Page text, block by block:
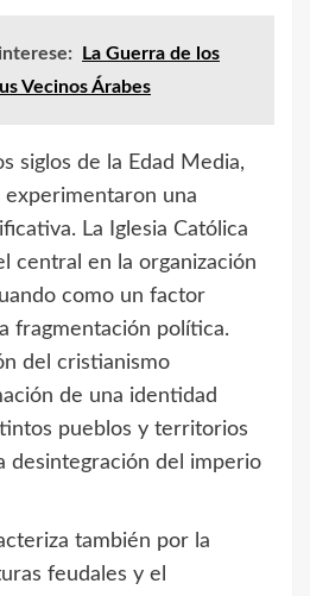
La Guerra de los
Vecinos Árabes
siglos de la Edad Media,
experimentaron una
La Iglesia Católica
central en la organización
como un factor
fragmentación política.
del cristianismo
de una identidad
pueblos y territorios
desintegración del imperio
también por la
feudales y el